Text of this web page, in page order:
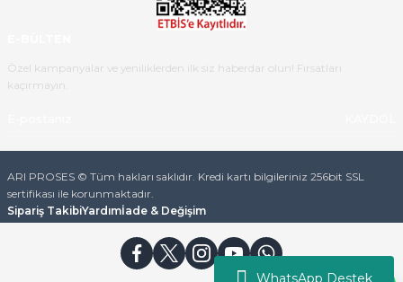
WhatsApp Destek
Özel kampanyalar ve yeniliklerden ilk siz haberdar olun! Fırsatları
kaçırmayın.
ARI PROSES © Tüm hakları saklıdır. Kredi kartı bilgileriniz 256bit SSL
sertifikası ile korunmaktadır.
Sipariş TakibiYardımİade & Değişim